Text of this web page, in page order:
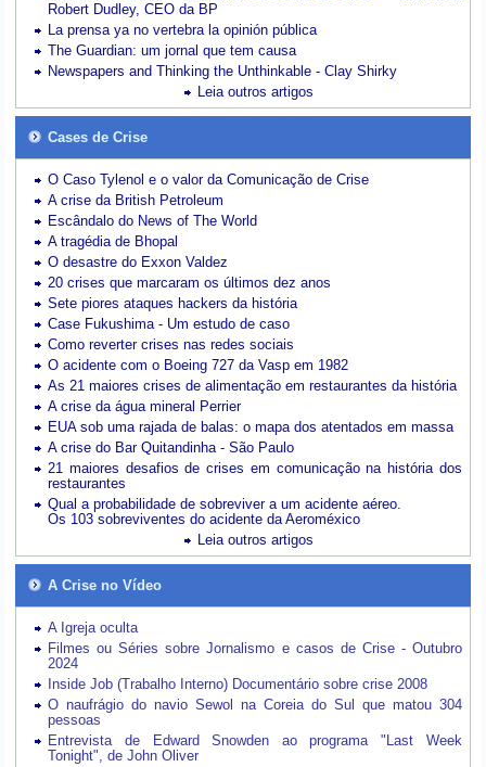
Robert Dudley, CEO da BP
La prensa ya no vertebra la opinión pública
The Guardian: um jornal que tem causa
Newspapers and Thinking the Unthinkable - Clay Shirky
Leia outros artigos
Cases de Crise
O Caso Tylenol e o valor da Comunicação de Crise
A crise da British Petroleum
Escândalo do News of The World
A tragédia de Bhopal
O desastre do Exxon Valdez
20 crises que marcaram os últimos dez anos
Sete piores ataques hackers da história
Case Fukushima - Um estudo de caso
Como reverter crises nas redes sociais
O acidente com o Boeing 727 da Vasp em 1982
As 21 maiores crises de alimentação em restaurantes da história
A crise da água mineral Perrier
EUA sob uma rajada de balas: o mapa dos atentados em massa
A crise do Bar Quitandinha - São Paulo
21 maiores desafios de crises em comunicação na história dos
restaurantes
Qual a probabilidade de sobreviver a um acidente aéreo.
Os 103 sobreviventes do acidente da Aeroméxico
Leia outros artigos
A Crise no Vídeo
A Igreja oculta
Filmes ou Séries sobre Jornalismo e casos de Crise - Outubro
2024
Inside Job (Trabalho Interno) Documentário sobre crise 2008
O naufrágio do navio Sewol na Coreia do Sul que matou 304
pessoas
Entrevista de Edward Snowden ao programa "Last Week
Tonight", de John Oliver